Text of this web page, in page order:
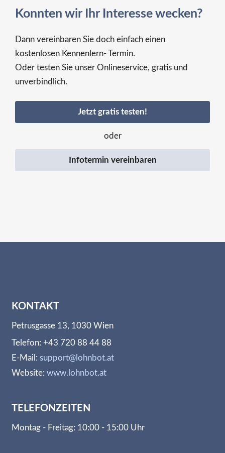
Konnten wir Ihr Interesse wecken?
Dann vereinbaren Sie doch einfach einen
kostenlosen Kennenlern- Termin.
Oder testen Sie unser Onlineservice, gratis und
unverbindlich.
Jetzt gratis testen!
oder
Infotermin vereinbaren
KONTAKT
Petrusgasse 13, 1030 Wien
Telefon: +43 720 88 44 88
E-Mail: support@lohnbot.at
Website: www.lohnbot.at
TELEFONZEITEN
Montag - Freitag: 10:00 - 15:00 Uhr